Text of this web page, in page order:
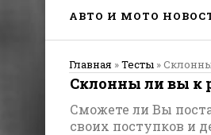
АВТО И МОТО
Главная »Тесты »
Склонны ли вы к
Сможете ли Вы
своих поступков и